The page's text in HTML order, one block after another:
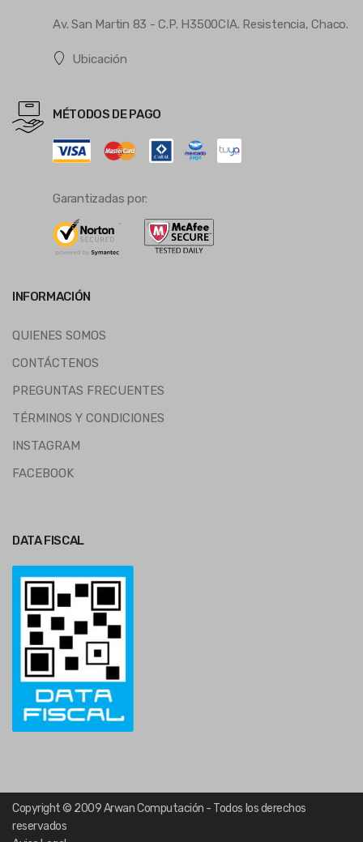
Av. San Martin 83 - C.P. H3500CIA. Resistencia, Chaco.
Ubicación
MÉTODOS DE PAGO
Garantizadas por:
INFORMACIÓN
QUIENES SOMOS
CONTÁCTENOS
PREGUNTAS FRECUENTES
TÉRMINOS Y CONDICIONES
INSTAGRAM
FACEBOOK
DATA FISCAL
Copyright © 2009 Arwan Computación - Todos los derechos
reservados